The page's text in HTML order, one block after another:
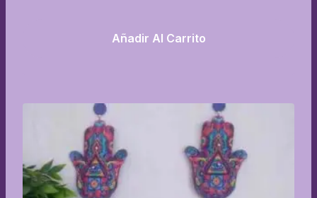
Añadir Al Carrito